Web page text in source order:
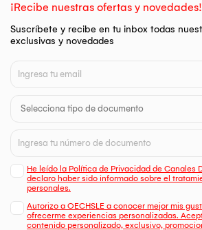
¡Recibe nuestras ofertas y novedades!
Suscríbete y recibe en tu inbox todas
exclusivas y novedades
He leído la Política de Privacidad de Canales
declaro haber sido informado sobre el
personales.
Autorizo a OECHSLE a conocer mejor mis
ofrecerme experiencias personalizadas.
contenido personalizado, exclusivo,